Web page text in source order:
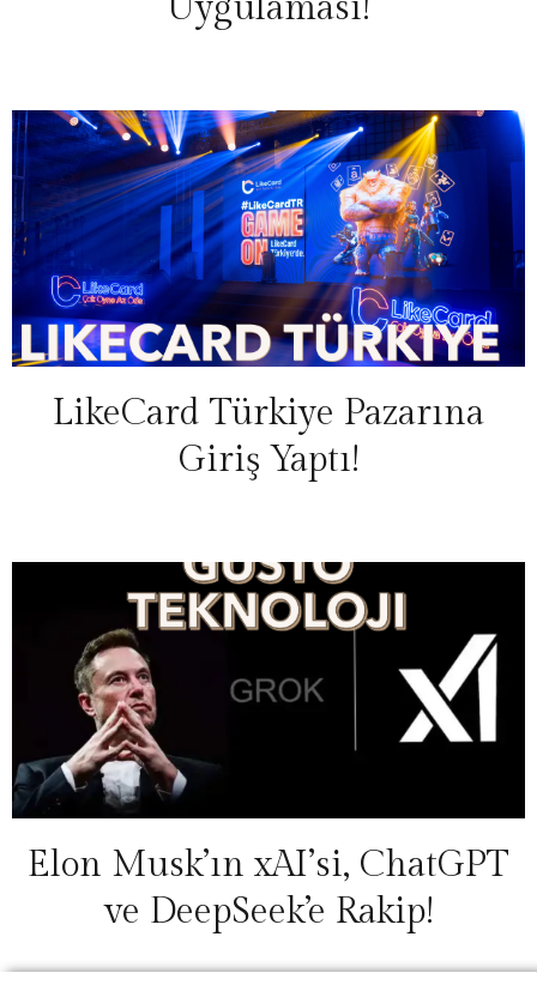
Uygulaması!
LikeCard Türkiye Pazarına
Giriş Yaptı!
Elon Musk’ın xAI’si, ChatGPT
ve DeepSeek’e Rakip!